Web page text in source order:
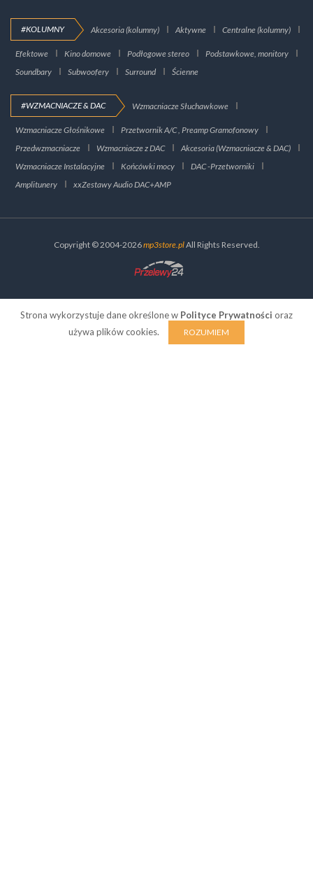
#KOLUMNY Akcesoria (kolumny) Aktywne Centralne (kolumny)
Efektowe Kino domowe Podłogowe stereo
Podstawkowe, monitory
Soundbary
Subwoofery Surround Ścienne
#WZMACNIACZE & DAC Wzmacniacze Słuchawkowe
Wzmacniacze Głośnikowe
Przetwornik A/C , Preamp Gramofonowy
Przedwzmacniacze
Wzmacniacze z DAC
Akcesoria (Wzmacniacze & DAC)
Wzmacniacze Instalacyjne
Końcówki mocy
DAC -Przetworniki
Amplitunery
xxZestawy Audio DAC+AMP
Copyright © 2004-2026mp3store.plAll Rights Reserved.
Strona wykorzystuje dane określone w Polityce Prywatności oraz
używa plików cookies.
ROZUMIEM